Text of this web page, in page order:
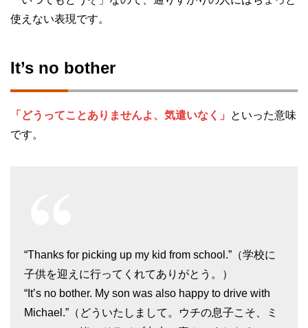
使えない表現です。
It’s no bother
「どうってことありませんよ、気遣いなく」
といった意味
です。
“Thanks for picking up my kid from school.”（学校に
子供を迎えに行ってくれてありがとう。）
“It’s no bother. My son was also happy to drive with
Michael.”（どういたしまして。ウチの息子こそ、ミ